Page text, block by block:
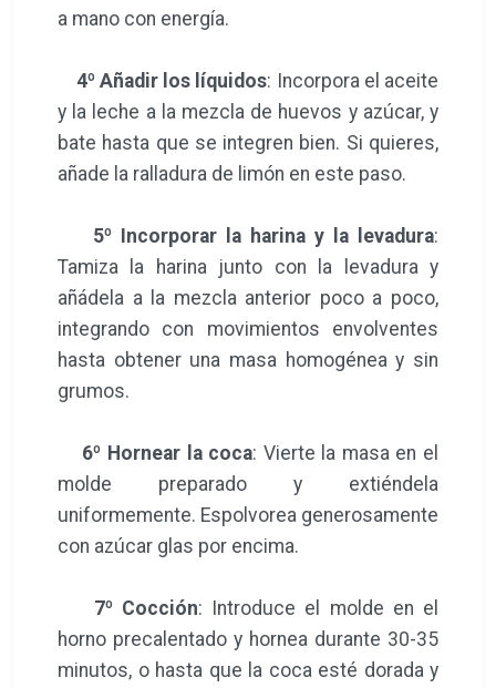
a mano con energía.
4º Añadir los líquidos: Incorpora el aceite
y la leche a la mezcla de huevos y azúcar, y
bate hasta que se integren bien. Si quieres,
añade la ralladura de limón en este paso.
5º Incorporar la harina y la levadura:
Tamiza la harina junto con la levadura y
añádela a la mezcla anterior poco a poco,
integrando con movimientos envolventes
hasta obtener una masa homogénea y sin
grumos.
6º Hornear la coca: Vierte la masa en el
molde preparado y extiéndela
uniformemente. Espolvorea generosamente
con azúcar glas por encima.
7º Cocción: Introduce el molde en el
horno precalentado y hornea durante 30-35
minutos, o hasta que la coca esté dorada y